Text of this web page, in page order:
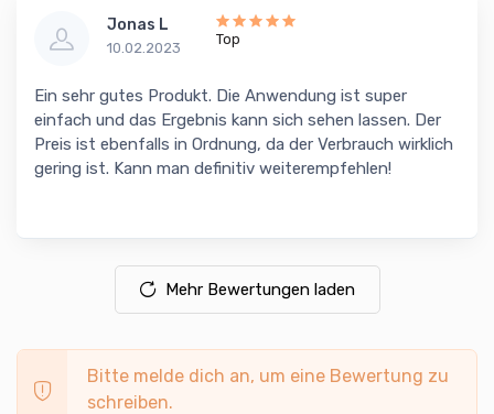
Jonas L
10.02.2023
Top
Ein sehr gutes Produkt. Die Anwendung ist super
einfach und das Ergebnis kann sich sehen lassen. Der
Preis ist ebenfalls in Ordnung, da der Verbrauch wirklich
gering ist. Kann man definitiv weiterempfehlen!
Mehr Bewertungen laden
Bitte melde dich an, um eine Bewertung zu
schreiben.